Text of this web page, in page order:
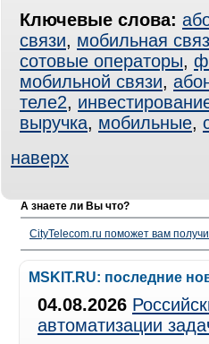
Ключевые слова:
связи, мобильная
сотовые операторы,
мобильной связи,
теле2,
выручка, мобильные,
наверх
А знаете ли Вы что?
CityTelecom.ru поможет вам
MSKIT.RU: последние
04.08.2026
автоматизации